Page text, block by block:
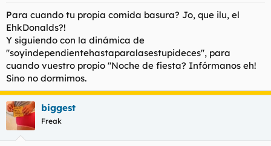
Para cuando tu propia comida basura? Jo, que ilu, el
EhkDonalds?!
Y siguiendo con la dinámica de
''soyindependientehastaparalasestupideces'', para
cuando vuestro propio ''Noche de fiesta? Infórmanos eh!
Sino no dormimos.
biggest
Freak